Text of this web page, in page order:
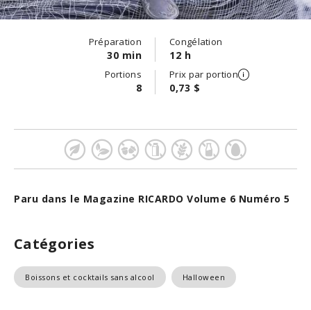
Préparation
30 min
Congélation
12 h
Portions
8
Prix par portion
0,73 $
Paru dans le Magazine RICARDO Volume 6 Numéro 5
Catégories
Boissons et cocktails sans alcool Halloween